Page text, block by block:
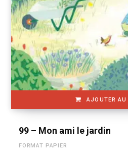
AJOUTER AU
99 – Mon ami le jardin
FORMAT PAPIER